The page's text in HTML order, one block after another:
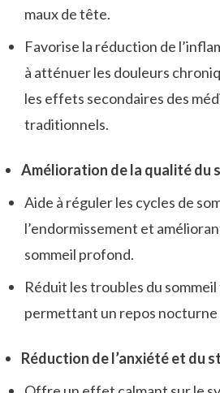
maux de tête.
Favorise la réduction de
à atténuer les douleurs
les effets secondaires des
traditionnels.
Amélioration de la qualité du
Aide à réguler les cycles de
l’endormissement et
sommeil profond.
Réduit les troubles du sommeil
permettant un repos
Réduction de l’anxiété et du